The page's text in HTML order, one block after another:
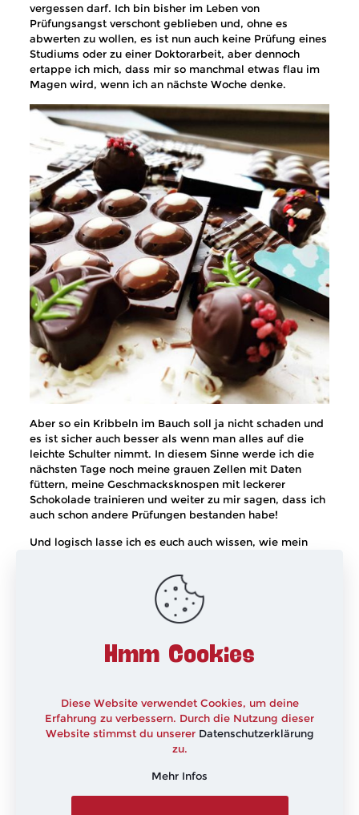
vergessen darf. Ich bin bisher im Leben von
Prüfungsangst verschont geblieben und, ohne es
abwerten zu wollen, es ist nun auch keine Prüfung eines
Studiums oder zu einer Doktorarbeit, aber dennoch
ertappe ich mich, dass mir so manchmal etwas flau im
Magen wird, wenn ich an nächste Woche denke.
Aber so ein Kribbeln im Bauch soll ja nicht schaden und
es ist sicher auch besser als wenn man alles auf die
leichte Schulter nimmt. In diesem Sinne werde ich die
nächsten Tage noch meine grauen Zellen mit Daten
füttern, meine Geschmacksknospen mit leckerer
Schokolade trainieren und weiter zu mir sagen, dass ich
auch schon andere Prüfungen bestanden habe!
Und logisch lasse ich es euch auch wissen, wie mein
Hmm Cookies
Diese Website verwendet Cookies, um deine
Erfahrung zu verbessern. Durch die Nutzung dieser
Website stimmst du unserer Datenschutzerklärung
zu.
Mehr Infos